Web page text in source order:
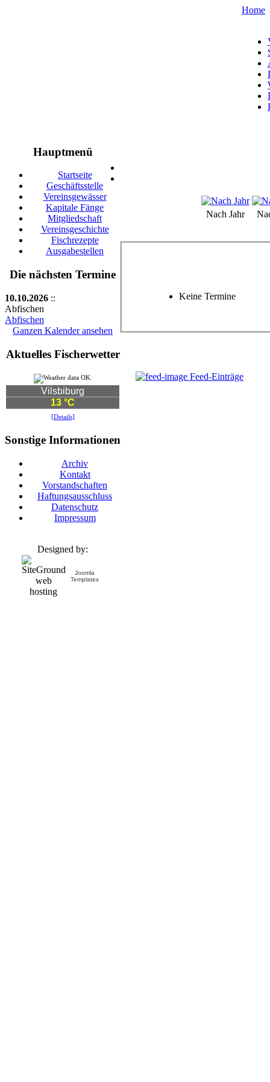
Home
Hauptmenü
Startseite
Geschäftsstelle
Vereinsgewässer
Kapitale Fänge
Mitgliedschaft
Vereinsgeschichte
Fischrezepte
Ausgabestellen
Die nächsten Termine
10.10.2026 ::
Abfischen
Abfischen
Ganzen Kalender ansehen
Aktuelles Fischerwetter
Vilsbiburg
13 °C
[Details]
Sonstige Informationen
Archiv
Kontakt
Vorstandschaften
Haftungsausschluss
Datenschutz
Impressum
Designed by:
Joomla
Templates
Nach Jahr
Keine Termine
Feed-Einträge